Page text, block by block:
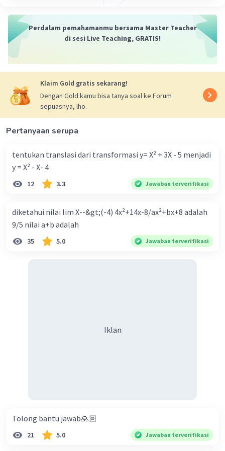
= 182 + 1
183.
Beri Rating·0.0(0) Balas
Perdalam pemahamanmu bersama Master Teacher
di sesi Live Teaching, GRATIS!
Klaim Gold gratis sekarang!
Dengan Gold kamu bisa tanya soal ke Forum
sepuasnya, lho.
Pertanyaan serupa
tentukan translasi dari transformasi y= X² + 3X - 5 menjadi
y = X² - X- 4
12 3.3 Jawaban terverifikasi
diketahui nilai lim X--&gt;(-4) 4x²+14x-8/ax²+bx+8 adalah
9/5 nilai a+b adalah
35 5.0 Jawaban terverifikasi
Iklan
Tolong bantu jawab🙏🏻
21 5.0 Jawaban terverifikasi